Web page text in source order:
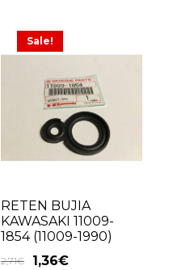
Sale!
RETEN BUJIA
KAWASAKI 11009-
1854 (11009-1990)
2,71€ 1,36€